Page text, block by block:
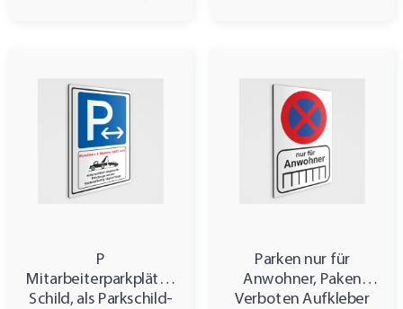
P
Mitarbeiterparkplätze
Schild, als Parkschild-
Parken nur für
Anwohner, Paken
Verboten Aufkleber